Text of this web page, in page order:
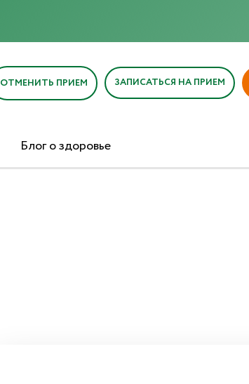
ОТМЕНИТЬ ПРИЕМ ЗАПИСАТЬСЯ НА ПРИЕМ
Блог о здоровье